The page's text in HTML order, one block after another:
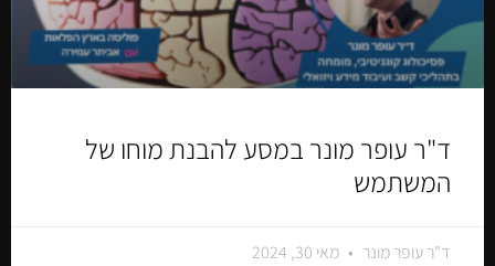
ד"ר עופר מונר במסע להבנת מוחו של
המשתמש
ד"ר עופר מונר מאי 30, 2024